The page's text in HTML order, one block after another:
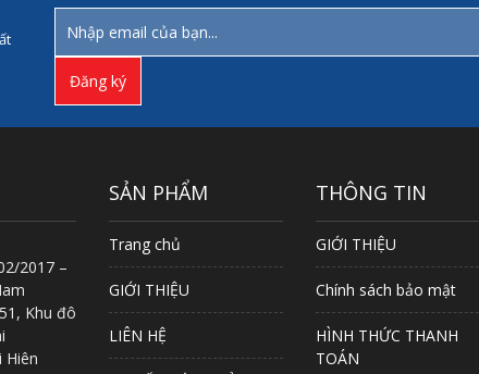
2017 –
Khu đô
Hiên
SẢN PHẨM
Trang chủ
GIỚI THIỆU
LIÊN HỆ
THÔNG TIN
GIỚI THIỆU
Chính sách bảo mật
HÌNH THỨC THANH
TOÁN